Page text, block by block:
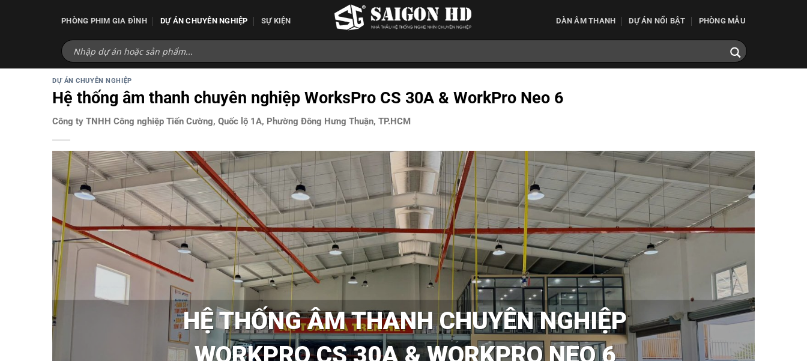
PHÒNG PHIM GIA ĐÌNH DỰ ÁN CHUYÊN NGHIỆP SỰ KIỆN DÀN ÂM THANH DỰ ÁN NỔI BẬT PHÒNG MẪU
DỰ ÁN CHUYÊN NGHIỆP
Hệ thống âm thanh chuyên nghiệp WorksPro CS 30A & WorkPro Neo 6
Công ty TNHH Công nghiệp Tiến Cường, Quốc lộ 1A, Phường Đông Hưng Thuận, TP.HCM
HỆ THỐNG ÂM THANH CHUYÊN NGHIỆP
WORKPRO CS 30A & WORKPRO NEO 6